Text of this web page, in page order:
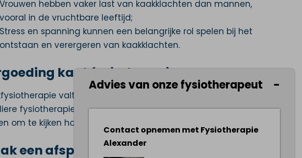
Vrouwen hebben vaker last van kaakklachten dan mannen,
vooral in de vruchtbare leeftijd;
Stress en spanning kunnen een belangrijke rol spelen bij het
ontstaan en verergeren van kaakklachten.
kaakfysiotherapie
valt onder de aanvullende verzekering van de
fysiotherapie behandelingen. Uiteraard willen wij jou
om te kijken hoe je verzekerd bent.
een afspraak voor kaakfysiotherapie
Advies van onze fysiotherapeut
Contact opnemen met Fysiotherapie
Alexander